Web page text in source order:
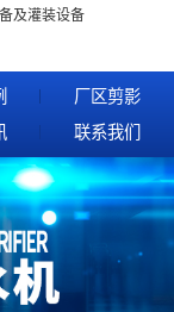
及灌装设备
厂区剪影
联系我们